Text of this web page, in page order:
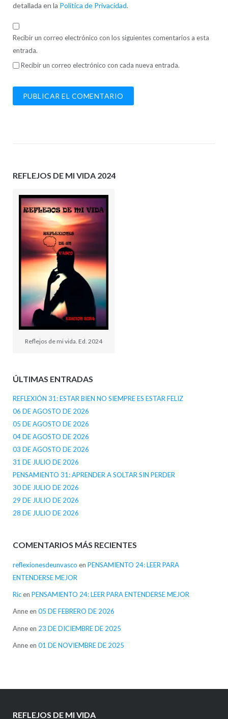
detallada en la Política de Privacidad.
Recibir un correo electrónico con los siguientes comentarios a esta
entrada.
Recibir un correo electrónico con cada nueva entrada.
REFLEJOS DE MI VIDA 2024
Reflejos de mi vida. Ed. 2024
ÚLTIMAS ENTRADAS
REFLEXIÓN 31: ESTAR BIEN NO SIEMPRE ES ESTAR FELIZ
06 DE AGOSTO DE 2026
05 DE AGOSTO DE 2026
04 DE AGOSTO DE 2026
03 DE AGOSTO DE 2026
31 DE JULIO DE 2026
PENSAMIENTO 31: APRENDER A SOLTAR SIN PERDER
30 DE JULIO DE 2026
29 DE JULIO DE 2026
28 DE JULIO DE 2026
COMENTARIOS MÁS RECIENTES
reflexionesdeunvasco en PENSAMIENTO 24: LEER PARA
ENTENDERSE MEJOR
Ricen PENSAMIENTO 24: LEER PARA ENTENDERSE MEJOR
Anneen 05 DE FEBRERO DE 2026
Anneen 23 DE DICIEMBRE DE 2025
Anneen 01 DE NOVIEMBRE DE 2025
REFLEJOS DE MI VIDA